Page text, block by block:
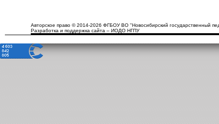
Авторское право © 2014-2026 ФГБОУ ВО "Новосибирский государственный
Разработка и поддержка сайта – ИОДО НГПУ